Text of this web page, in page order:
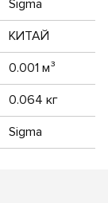
Sigma
КИТАЙ
0.001 м³
0.064 кг
Sigma